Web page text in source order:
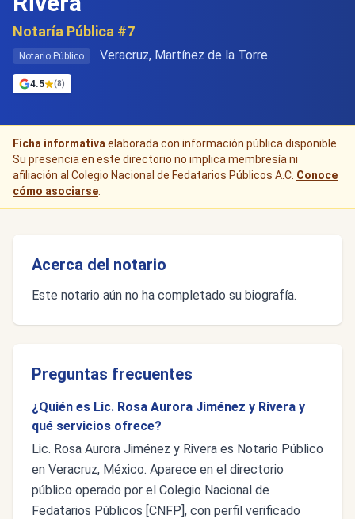
Notaría Pública #7
Notario Público Veracruz, Martínez de la Torre
4.5 (8)
Ficha informativa elaborada con información pública disponible.
Su presencia en este directorio no implica membresía ni
afiliación al Colegio Nacional de Fedatarios Públicos A.C. Conoce
cómo asociarse
Acerca del notario
Este notario aún no ha completado su biografía.
Preguntas frecuentes
¿Quién es Lic. Rosa Aurora Jiménez y Rivera y
qué servicios ofrece?
Lic. Rosa Aurora Jiménez y Rivera es Notario Público
en Veracruz, México. Aparece en el directorio
público operado por el Colegio Nacional de
Fedatarios Públicos [CNFP], con perfil verificado